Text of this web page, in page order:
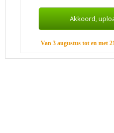
Van 3 augustus tot en met